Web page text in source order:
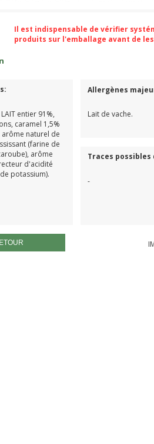
Il est indispensable de vérifier
produits sur l'emballage avant de
entier 91%,
caramel 1,5%
arôme naturel de
(farine de
arôme
d'acidité
potassium).
Allergènes
Lait de vache.
Traces possibles
-